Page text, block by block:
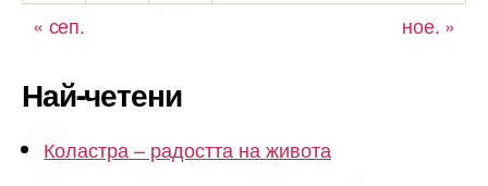
« сеп. ное. »
Най-четени
Коластра – радостта на живота